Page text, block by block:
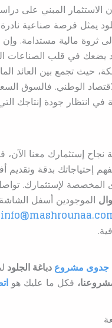
الاستثمار المبني على
يمثل فرصة صناعية
إلى ثروة مالية مستدامة.
يضعك في قلب الصناعات
حيث تجمع بين العائد
الوطني. فالسوق
في انتظار جودة إنتاجك
نجاح إستثمارك معنا
إحتياجاتك بدقة وتقديم
لإستثمارك.
الموجودين أسفل
.
جدوى مشروعدباغة الجلود ل
فكل ما عليك هو